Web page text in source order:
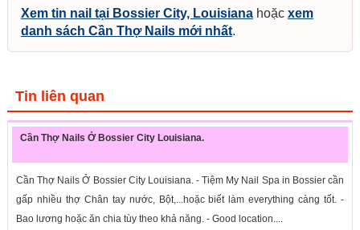
Xem tin nail tại Bossier City, Louisianahoặc xem
danh sách Cần Thợ Nails mới nhất.
Tin liên quan
Cần Thợ Nails Ở Bossier City Louisiana.
Cần Thợ Nails Ở Bossier City Louisiana. - Tiệm My Nail Spa in Bossier cần
gấp nhiều thợ Chân tay nước, Bột,...hoặc biết làm everything càng tốt. -
Bao lương hoặc ăn chia tùy theo khả năng. - Good location....